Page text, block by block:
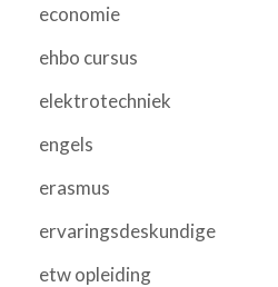
economie
ehbo cursus
elektrotechniek
engels
erasmus
ervaringsdeskundige
etw opleiding